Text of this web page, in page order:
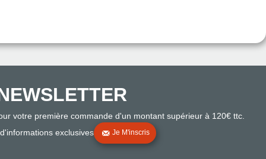
votre première commande d'un montant supérieur à 120€ ttc.
exclusives
Je M'inscris